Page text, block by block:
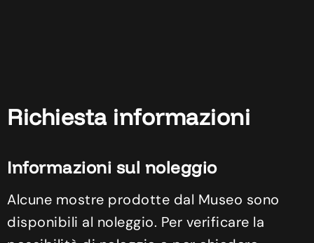
Richiesta informazioni
Informazioni sul noleggio
Alcune mostre prodotte dal Museo sono
disponibili al noleggio. Per verificare la